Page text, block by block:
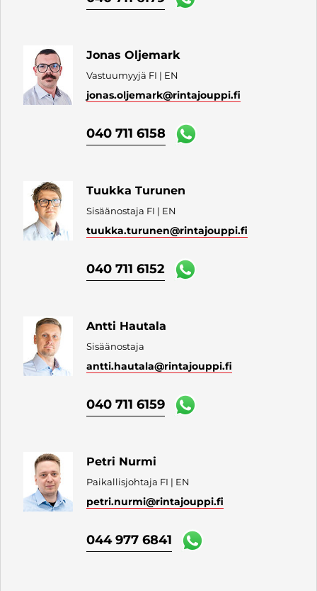
Jonas Oljemark
Vastuumyyjä FI | EN
jonas.oljemark@rintajouppi.fi
040 711 6158
Tuukka Turunen
Sisäänostaja FI | EN
tuukka.turunen@rintajouppi.fi
040 711 6152
Antti Hautala
Sisäänostaja
antti.hautala@rintajouppi.fi
040 711 6159
Petri Nurmi
Paikallisjohtaja FI | EN
petri.nurmi@rintajouppi.fi
044 977 6841